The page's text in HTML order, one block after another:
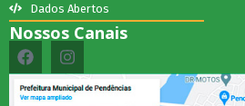
Dados Abertos
Nossos Canais